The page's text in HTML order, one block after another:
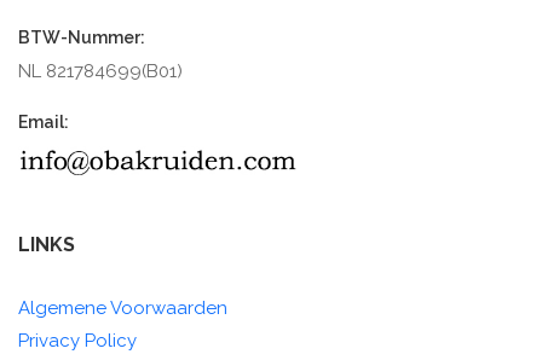
BTW-Nummer:
NL 821784699(B01)
Email:
LINKS
Algemene Voorwaarden
Privacy Policy